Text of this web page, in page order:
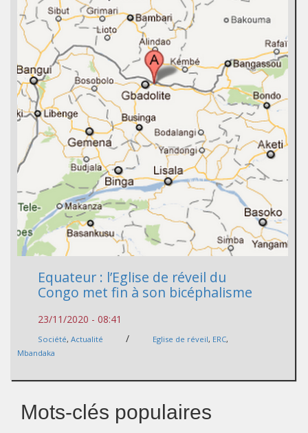
Equateur : l’Eglise de réveil du
Congo met fin à son bicéphalisme
23/11/2020 - 08:41
Société, Actualité / Eglise de réveil, ERC,
Mbandaka
Mots-clés populaires